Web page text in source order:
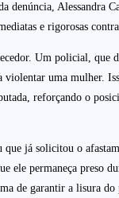
denúncia, Alessandra
e rigorosas
Um policial, que
violentar uma mulher.
reforçando o
já solicitou o
ele permaneça preso
de garantir a lisura do